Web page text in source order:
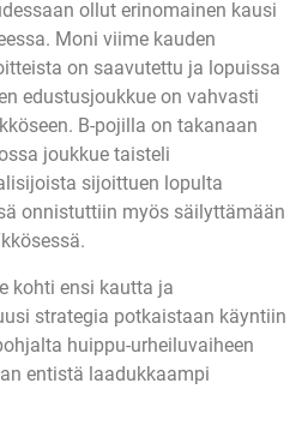
ollut erinomainen kausi
Moni viime kauden
on saavutettu ja lopuissa
edustusjoukkue on vahvasti
B-pojilla on takanaan
joukkue taisteli
sijoittuen lopulta
onnistuttiin myös säilyttämään
kohti ensi kautta ja
strategia potkaistaan käyntiin
huippu-urheiluvaiheen
entistä laadukkaampi